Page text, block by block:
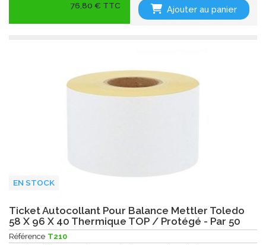
76,80 € TTC Ajouter au panier
EN STOCK
Ticket Autocollant Pour Balance Mettler Toledo
58 X 96 X 40 Thermique TOP / Protégé - Par 50
Référence T210